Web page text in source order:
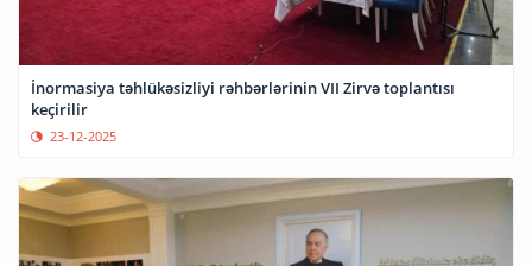
İnormasiya təhlükəsizliyi rəhbərlərinin VII Zirvə toplantısı
keçirilir
23-12-2025